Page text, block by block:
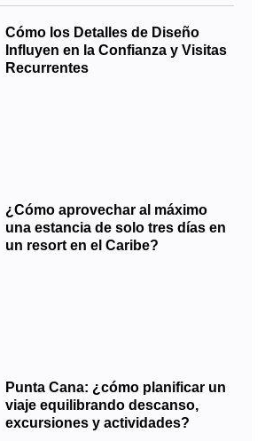
Cómo los Detalles de Diseño
Influyen en la Confianza y Visitas
Recurrentes
¿Cómo aprovechar al máximo
una estancia de solo tres días en
un resort en el Caribe?
Punta Cana: ¿cómo planificar un
viaje equilibrando descanso,
excursiones y actividades?